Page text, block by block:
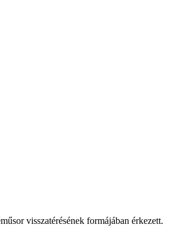
visszatérésének formájában érkezett.